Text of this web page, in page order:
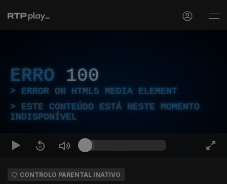
ERRO 100
ERROR ON HTML5 MEDIA ELEMENT
ESTE CONTEÚDO ESTÁ NESTE MOMENTO
INDISPONÍVEL
CONTROLO PARENTAL INATIVO